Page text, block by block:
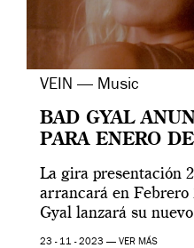
VEIN — Music
BAD GYAL
PARA ENERO
La gira presentación
arrancará en Febrero
Gyal lanzará su
23 - 11 - 2023 — VER MÁS